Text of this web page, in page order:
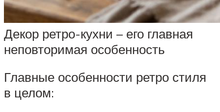
Декор ретро-кухни – его главная
неповторимая особенность
Главные особенности ретро стиля
в целом: